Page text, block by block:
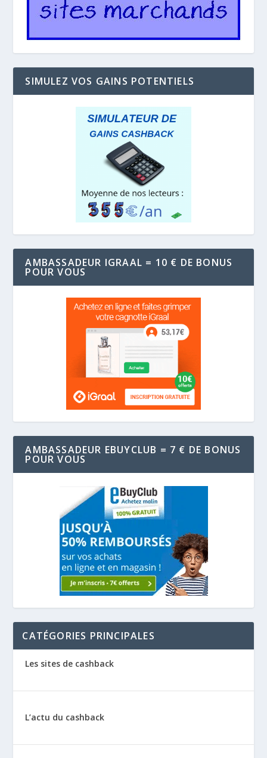
SIMULEZ VOS GAINS POTENTIELS
AMBASSADEUR IGRAAL = 10 € DE BONUS
POUR VOUS
AMBASSADEUR EBUYCLUB = 7 € DE BONUS
POUR VOUS
CATÉGORIES PRINCIPALES
Les sites de cashback
L’actu du cashback